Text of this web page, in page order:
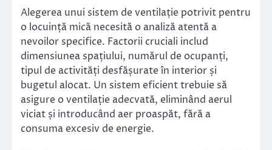
Alegerea unui sistem de ventilație potrivit pentru
o locuință mică necesită o analiză atentă a
nevoilor specifice. Factorii cruciali includ
dimensiunea spațiului, numărul de ocupanți,
tipul de activități desfășurate în interior și
bugetul alocat. Un sistem eficient trebuie să
asigure o ventilație adecvată, eliminând aerul
viciat și introducând aer proaspăt, fără a
consuma excesiv de energie.